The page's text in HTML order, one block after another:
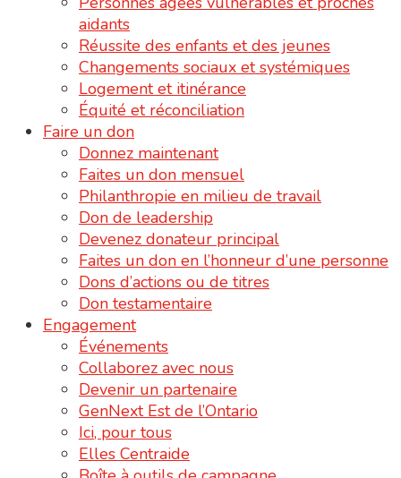
aidants
Réussite des enfants et des jeunes
Changements sociaux et systémiques
Logement et itinérance
Équité et réconciliation
Faire un don
Donnez maintenant
Faites un don mensuel
Philanthropie en milieu de travail
Don de leadership
Devenez donateur principal
Faites un don en l’honneur d’une personne
Dons d’actions ou de titres
Don testamentaire
Engagement
Événements
Collaborez avec nous
Devenir un partenaire
GenNext Est de l’Ontario
Ici, pour tous
Elles Centraide